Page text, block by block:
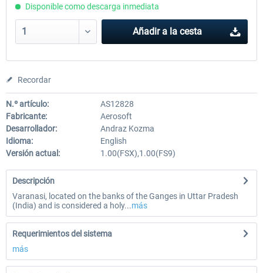
Disponible como descarga inmediata
Añadir a la cesta
Recordar
N.º artículo:
AS12828
Fabricante:
Aerosoft
Desarrollador:
Andraz Kozma
Idioma:
English
Versión actual:
1.00(FSX),1.00(FS9)
Descripción
Varanasi, located on the banks of the Ganges in Uttar Pradesh
(India) and is considered a holy...más
Requerimientos del sistema
más